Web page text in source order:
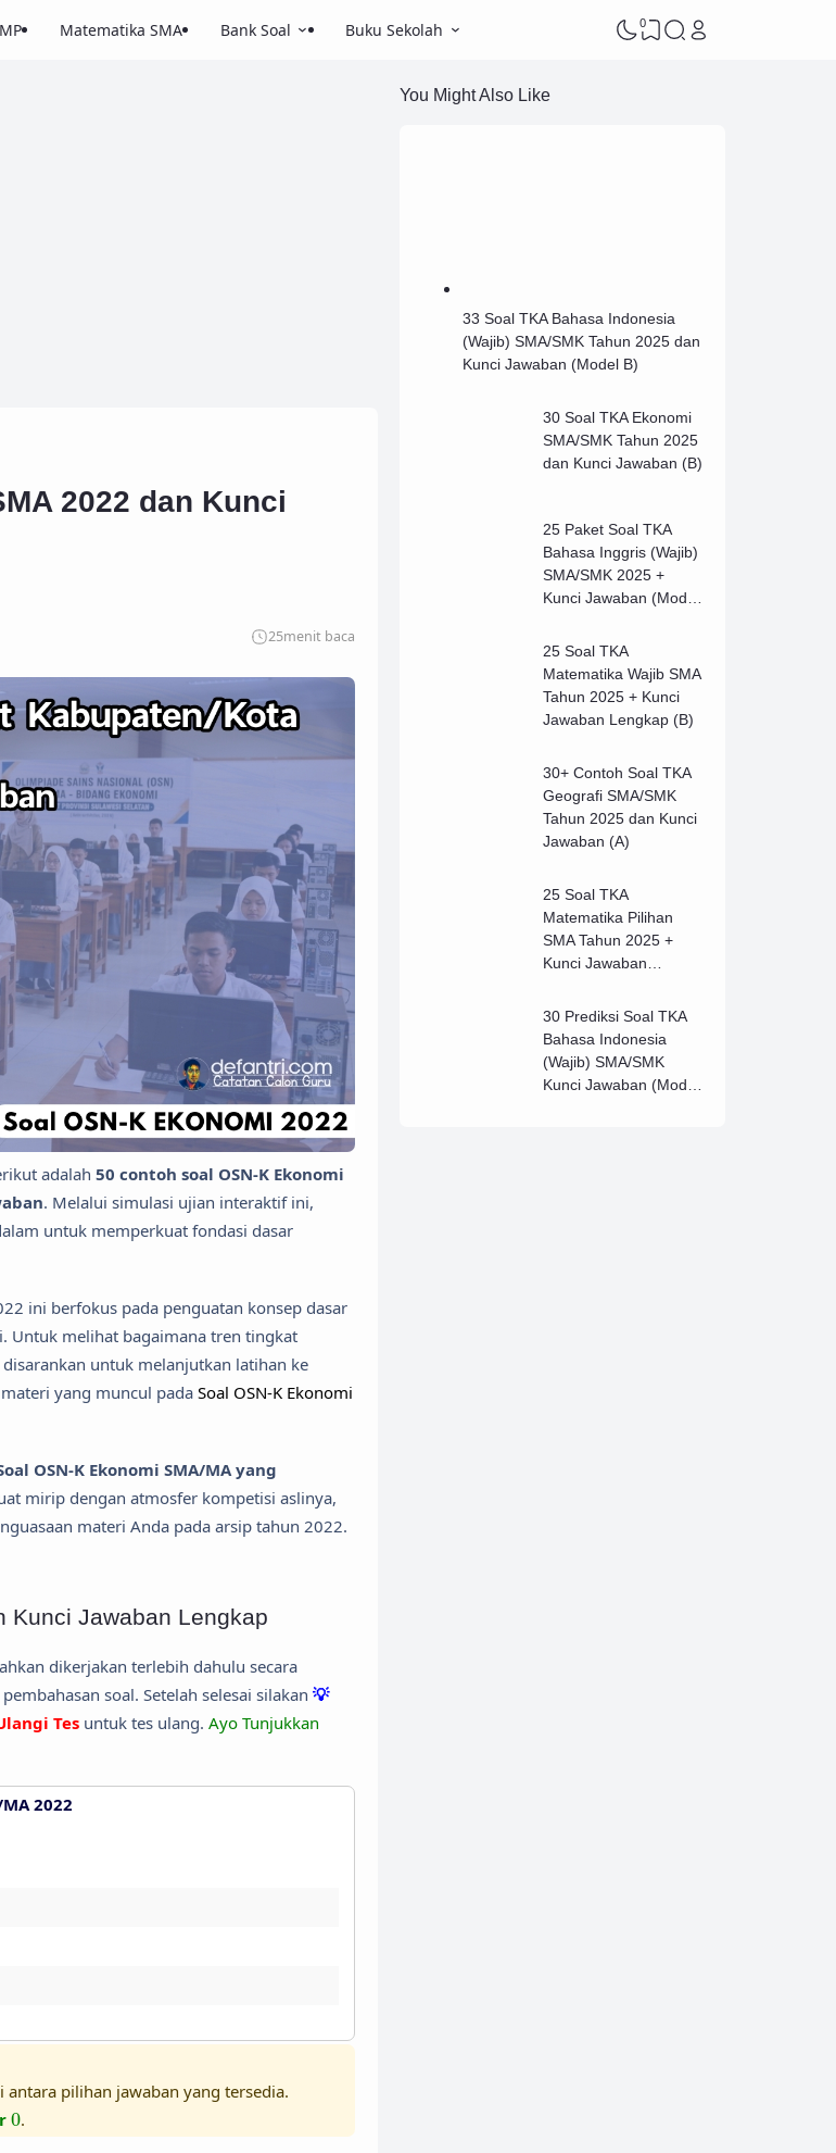
Matematika SMA Bank Soal Buku Sekolah 0
2022 dan Kunci
25menit baca
adalah 50 contoh soal OSN-K Ekonomi
. Melalui simulasi ujian interaktif ini,
untuk memperkuat fondasi dasar
ini berfokus pada penguatan konsep dasar
Untuk melihat bagaimana tren tingkat
untuk melanjutkan latihan ke
yang muncul pada Soal OSN-K Ekonomi
OSN-K Ekonomi SMA/MA yang
mirip dengan atmosfer kompetisi aslinya,
materi Anda pada arsip tahun 2022.
Kunci Jawaban Lengkap
dikerjakan terlebih dahulu secara
soal. Setelah selesai silakan 💡
Tes untuk tes ulang. Ayo Tunjukkan
2022
pilihan jawaban yang tersedia.
0
0.
You Might Also Like
33 Soal TKA Bahasa Indonesia
(Wajib) SMA/SMK Tahun 2025 dan
Kunci Jawaban (Model B)
30 Soal TKA Ekonomi
SMA/SMK Tahun 2025
dan Kunci Jawaban (B)
25 Paket Soal TKA
Bahasa Inggris (Wajib)
SMA/SMK 2025 +
Kunci Jawaban (Model
25 Soal TKA
Matematika Wajib SMA
Tahun 2025 + Kunci
Jawaban Lengkap (B)
30+ Contoh Soal TKA
Geografi SMA/SMK
Tahun 2025 dan Kunci
Jawaban (A)
25 Soal TKA
Matematika Pilihan
SMA Tahun 2025 +
Kunci Jawaban
30 Prediksi Soal TKA
Bahasa Indonesia
(Wajib) SMA/SMK
Kunci Jawaban (Model